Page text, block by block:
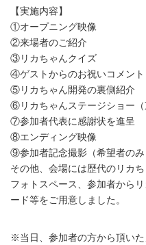
【実施内容】
①オープニング映像
②来場者のご紹介
③リカちゃんクイズ
④ゲストからのお祝いコメント
⑤リカちゃん開発の裏側紹介
⑥リカちゃんステージショー（
⑦参加者代表に感謝状を進呈
⑧エンディング映像
⑨参加者記念撮影（希望者のみ
その他、会場には歴代のリカ
フォトスペース、参加者から
ード等をご用意しました。
※当日、参加者の方から頂い